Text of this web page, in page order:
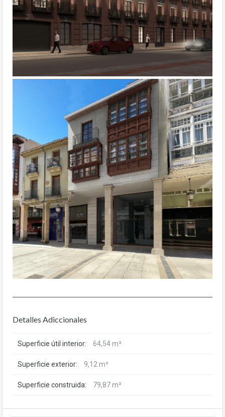
Detalles Adiccionales
Superficie útil interior: 64,54 m²
Superficie exterior: 9,12 m²
Superficie construida: 79,87 m²